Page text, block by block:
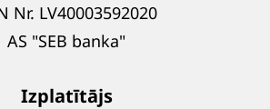
Nr. LV40003592020
AS "SEB banka"
Izplatītājs